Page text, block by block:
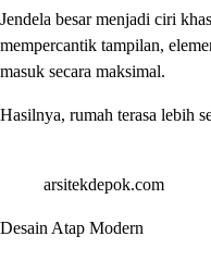
Jendela besar menjadi ciri
mempercantik tampilan,
masuk secara maksimal.
Hasilnya, rumah terasa lebih
arsitekdepok.com
Desain Atap Modern